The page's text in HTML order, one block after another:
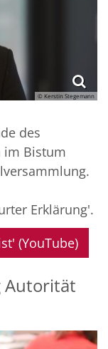
© Kerstin Stegemann
des
im Bistum
Erklärung'.
(YouTube)
Autorität